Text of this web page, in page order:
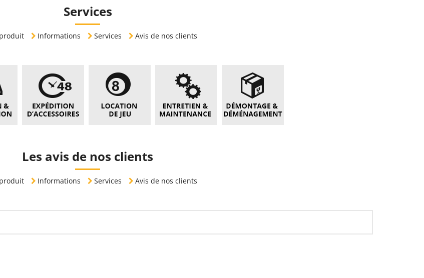
Services
Informations Services Avis de nos clients
Les avis de nos clients
Informations Services Avis de nos clients